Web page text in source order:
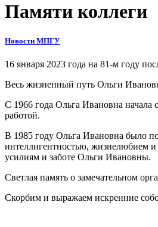
Памяти коллеги
Новости МПГУ
16 января 2023 года на 81-м году
Весь жизненный путь Ольги
С 1966 года Ольга Ивановна начала
работой.
В 1985 году Ольга Ивановна было
интеллигентностью, жизнелюбием
усилиям и заботе Ольги Ивановны.
Светлая память о замечательном
Скорбим и выражаем искренние